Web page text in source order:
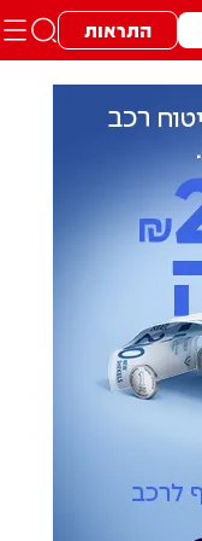
התראות